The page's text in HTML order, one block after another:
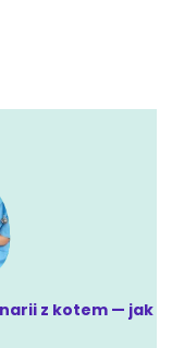
z kotem — jak